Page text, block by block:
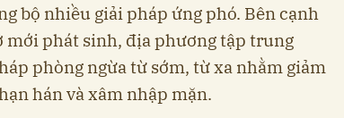
bộ nhiều giải pháp ứng phó. Bên cạnh
mới phát sinh, địa phương tập trung
phòng ngừa từ sớm, từ xa nhằm giảm
hán và xâm nhập mặn.